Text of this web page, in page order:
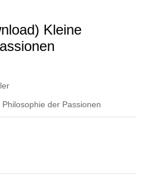
Kleine
Philosophie der Passionen